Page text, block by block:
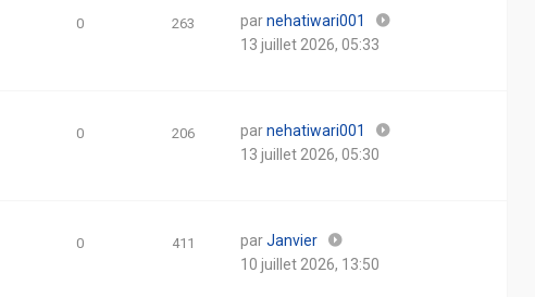
0 263 parnehatiwari001
13 juillet 2026, 05:33
0 206 parnehatiwari001
13 juillet 2026, 05:30
0 411 parJanvier
10 juillet 2026, 13:50